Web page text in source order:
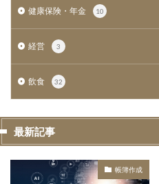
健康保険・年金 10
経営 3
飲食 32
最新記事
帳簿作成